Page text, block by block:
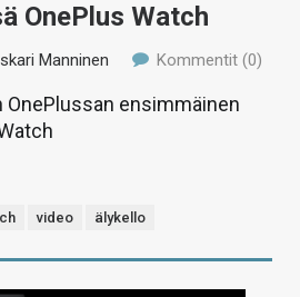
OnePlus Watch
Manninen Kommentit (0)
ensimmäinen
video älykello